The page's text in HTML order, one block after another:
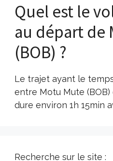
Quel est le
au départ de
(BOB) ?
Le trajet ayant le
entre Motu Mute (BOB)
dure environ 1h 15min
Recherche sur le site :